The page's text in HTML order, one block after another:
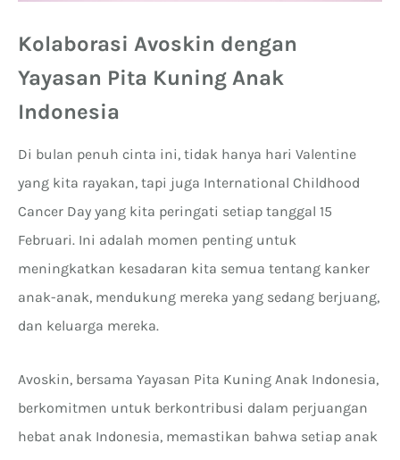
Kolaborasi Avoskin dengan
Yayasan Pita Kuning Anak
Indonesia
Di bulan penuh cinta ini, tidak hanya hari Valentine
yang kita rayakan, tapi juga International Childhood
Cancer Day yang kita peringati setiap tanggal 15
Februari. Ini adalah momen penting untuk
meningkatkan kesadaran kita semua tentang kanker
anak-anak, mendukung mereka yang sedang berjuang,
dan keluarga mereka.
Avoskin, bersama Yayasan Pita Kuning Anak Indonesia,
berkomitmen untuk berkontribusi dalam perjuangan
hebat anak Indonesia, memastikan bahwa setiap anak